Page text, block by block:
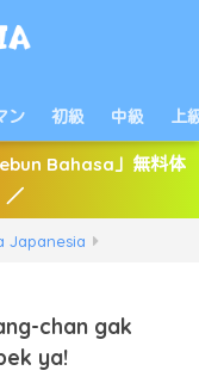
ン 初級 中級 上
Bahasa」無料体
／
Japanesia
chan gak
ya!